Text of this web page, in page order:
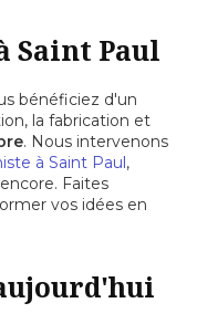
Saint Paul
bénéficiez d'un
la fabrication et
. Nous intervenons
à Saint Paul,
Faites
vos idées en